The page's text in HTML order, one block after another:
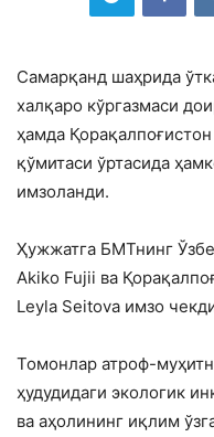
Самарқанд шаҳрида
халқаро кўргазмаси
ҳамда
қўмитаси ўртасида
имзоланди.
Ҳужжатга БМТнинг
Akiko Fujii ва
Leyla Seitova имзо
Томонлар атроф-
ҳудудидаги экологик
ва аҳолининг иқлим